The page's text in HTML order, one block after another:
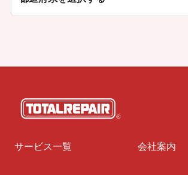
サービス一覧 会社案内